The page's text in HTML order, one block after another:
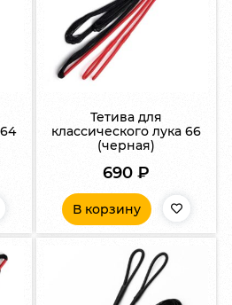
Тетива для
классического лука 66
(черная)
690 ₽
В корзину